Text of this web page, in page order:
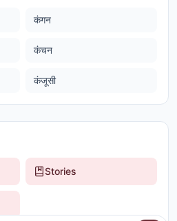
कंगन
कंचन
कंजूसी
Stories